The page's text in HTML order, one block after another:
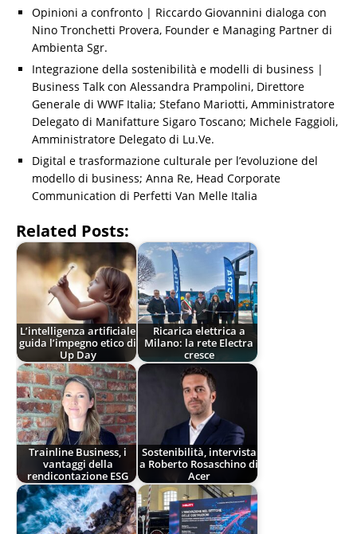
Opinioni a confronto | Riccardo Giovannini dialoga con
Nino Tronchetti Provera, Founder e Managing Partner di
Ambienta Sgr.
Integrazione della sostenibilità e modelli di business |
Business Talk con Alessandra Prampolini, Direttore
Generale di WWF Italia; Stefano Mariotti, Amministratore
Delegato di Manifatture Sigaro Toscano; Michele Faggioli,
Amministratore Delegato di Lu.Ve.
Digital e trasformazione culturale per l’evoluzione del
modello di business; Anna Re, Head Corporate
Communication di Perfetti Van Melle Italia
Related Posts:
L’intelligenza artificiale
guida l’impegno etico di
Up Day
Ricarica elettrica a
Milano: la rete Electra
cresce
Trainline Business, i
vantaggi della
rendicontazione ESG
Sostenibilità, intervista
a Roberto Rosaschino di
Acer